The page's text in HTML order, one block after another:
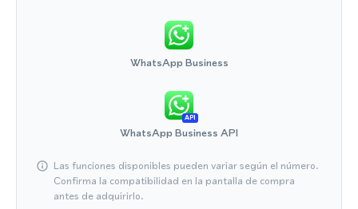
WhatsApp Business
API
WhatsApp Business API
Las funciones disponibles pueden variar según el número.
Confirma la compatibilidad en la pantalla de compra
antes de adquirirlo.